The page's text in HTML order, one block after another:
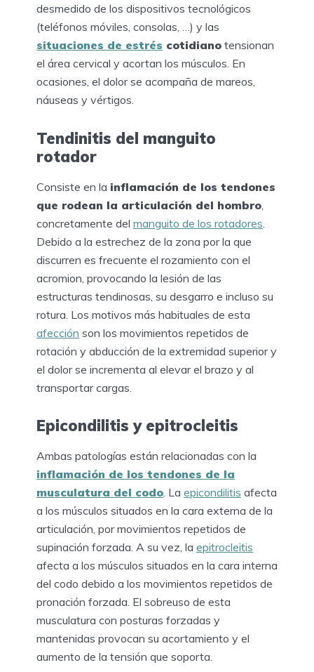
desmedido de los dispositivos tecnológicos
(teléfonos móviles, consolas, …) y las
situaciones de estrés cotidiano tensionan
el área cervical y acortan los músculos. En
ocasiones, el dolor se acompaña de mareos,
náuseas y vértigos.
Tendinitis del manguito
rotador
Consiste en la inflamación de los tendones
que rodean la articulación del hombro
concretamente del manguito de los rotadores
Debido a la estrechez de la zona por la que
discurren es frecuente el rozamiento con el
acromion, provocando la lesión de las
estructuras tendinosas, su desgarro e incluso su
rotura. Los motivos más habituales de esta
afección son los movimientos repetidos de
rotación y abducción de la extremidad superior y
el dolor se incrementa al elevar el brazo y al
transportar cargas.
Epicondilitis y epitrocleitis
Ambas patologías están relacionadas con la
inflamación de los tendones de la
musculatura del codo. La epicondilitis afecta
a los músculos situados en la cara externa de la
articulación, por movimientos repetidos de
supinación forzada. A su vez, la epitrocleitis
afecta a los músculos situados en la cara interna
del codo debido a los movimientos repetidos de
pronación forzada. El sobreuso de esta
musculatura con posturas forzadas y
mantenidas provocan su acortamiento y el
aumento de la tensión que soporta.